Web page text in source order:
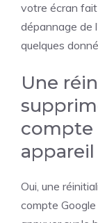
votre écran
dépannage de
quelques
Une
compte
Oui, une
compte